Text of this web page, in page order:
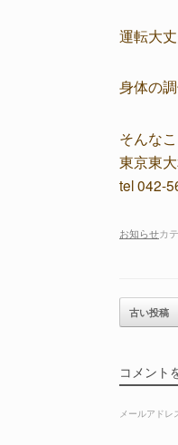
運転大
身体の
そんな
東京東
tel 042-
お知らせカ
記事のナ
古い投稿
コメント
メールアドレ